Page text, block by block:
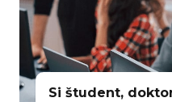
Si študent,